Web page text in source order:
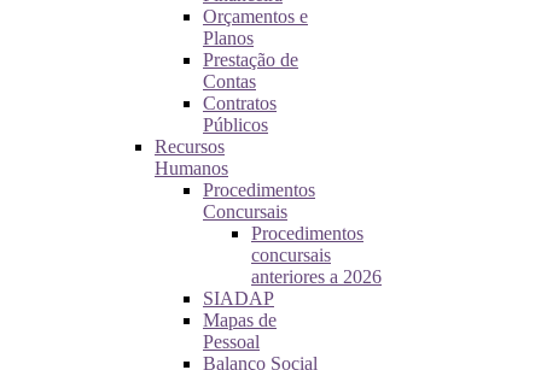
Orçamentos e
Planos
Prestação de
Contas
Contratos
Públicos
Recursos
Humanos
Procedimentos
Concursais
Procedimentos
concursais
anteriores a 2026
SIADAP
Mapas de
Pessoal
Balanço Social